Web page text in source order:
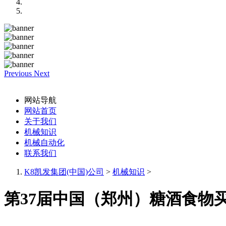
Previous Next
网站导航
网站首页
关于我们
机械知识
机械自动化
联系我们
K8凯发集团(中国)公司 > 机械知识 >
第37届中国（郑州）糖酒食物